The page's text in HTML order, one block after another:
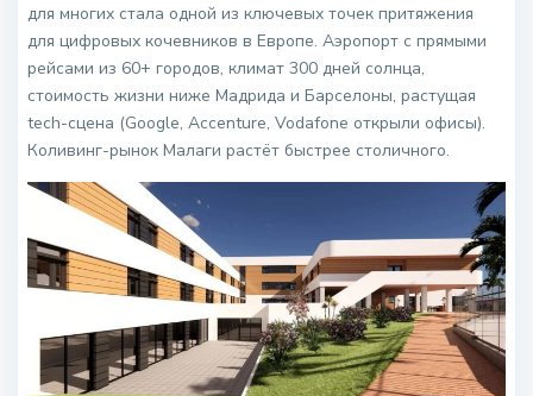
для многих стала одной из ключевых точек притяжения
для цифровых кочевников в Европе. Аэропорт с прямыми
рейсами из 60+ городов, климат 300 дней солнца,
стоимость жизни ниже Мадрида и Барселоны, растущая
tech-сцена (Google, Accenture, Vodafone открыли офисы).
Коливинг-рынок Малаги растёт быстрее столичного.